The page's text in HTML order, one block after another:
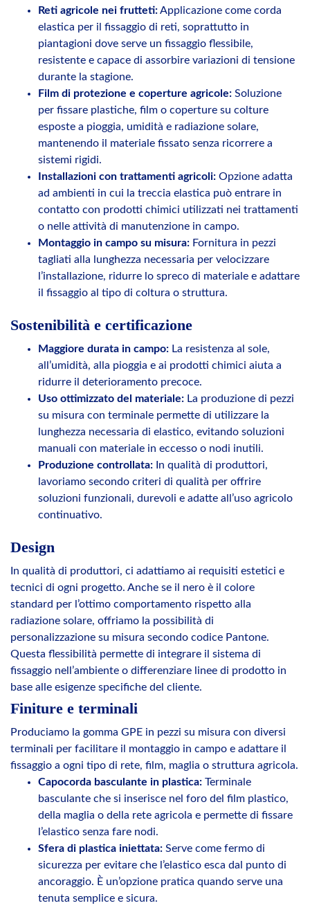
Reti agricole nei frutteti:Applicazione come corda
elastica per il fissaggio di reti, soprattutto in
piantagioni dove serve un fissaggio flessibile,
resistente e capace di assorbire variazioni di tensione
durante la stagione.
Film di protezione e coperture agricole: Soluzione
per fissare plastiche, film o coperture su colture
esposte a pioggia, umidità e radiazione solare,
mantenendo il materiale fissato senza ricorrere a
sistemi rigidi.
Installazioni con trattamenti agricoli: Opzione adatta
ad ambienti in cui la treccia elastica può entrare in
contatto con prodotti chimici utilizzati nei trattamenti
o nelle attività di manutenzione in campo.
Montaggio in campo su misura: Fornitura in pezzi
tagliati alla lunghezza necessaria per velocizzare
l’installazione, ridurre lo spreco di materiale e adattare
il fissaggio al tipo di coltura o struttura.
Sostenibilità e certificazione
Maggiore durata in campo: La resistenza al sole,
all’umidità, alla pioggia e ai prodotti chimici aiuta a
ridurre il deterioramento precoce.
Uso ottimizzato del materiale: La produzione di pezzi
su misura con terminale permette di utilizzare la
lunghezza necessaria di elastico, evitando soluzioni
manuali con materiale in eccesso o nodi inutili.
Produzione controllata: In qualità di produttori,
lavoriamo secondo criteri di qualità per offrire
soluzioni funzionali, durevoli e adatte all’uso agricolo
continuativo.
Design
In qualità di produttori, ci adattiamo ai requisiti estetici e
tecnici di ogni progetto. Anche se il nero è il colore
standard per l’ottimo comportamento rispetto alla
radiazione solare, offriamo la possibilità di
personalizzazione su misura secondo codice Pantone.
Questa flessibilità permette di integrare il sistema di
fissaggio nell’ambiente o differenziare linee di prodotto in
base alle esigenze specifiche del cliente.
Finiture e terminali
Produciamo la gomma GPE in pezzi su misura con diversi
terminali per facilitare il montaggio in campo e adattare il
fissaggio a ogni tipo di rete, film, maglia o struttura agricola.
Capocorda basculante in plastica: Terminale
basculante che si inserisce nel foro del film plastico,
della maglia o della rete agricola e permette di fissare
l’elastico senza fare nodi.
Sfera di plastica iniettata: Serve come fermo di
sicurezza per evitare che l’elastico esca dal punto di
ancoraggio. È un’opzione pratica quando serve una
tenuta semplice e sicura.